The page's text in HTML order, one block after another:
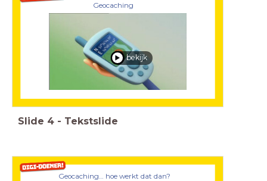
Geocaching
bekijk
Slide 4 - Tekstslide
Geocaching… hoe werkt dat dan?